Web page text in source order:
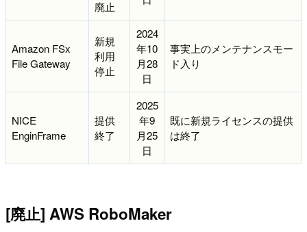
廃止
Amazon FSx
File Gateway
新規
利用
停止
2024
年10
月28
日
事実上のメンテナンスモー
ド入り
NICE
EnginFrame
提供
終了
2025
年9
月25
日
既に新規ライセンスの提供
は終了
[廃止] AWS RoboMaker